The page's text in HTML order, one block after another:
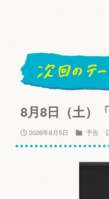
8月8日（土）
2026年8月5日 予告